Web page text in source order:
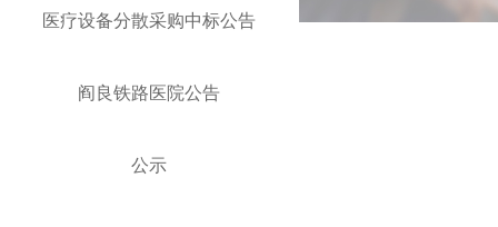
医疗设备分散采购中标公告
阎良铁路医院公告
公示